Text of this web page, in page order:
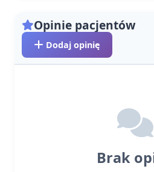
Opinie pacjentów
Dodaj opinię
Brak